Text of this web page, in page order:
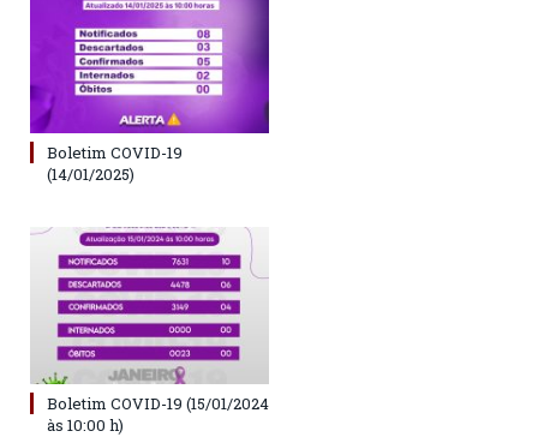
Boletim COVID-19
(14/01/2025)
Boletim COVID-19 (15/01/2024
às 10:00 h)